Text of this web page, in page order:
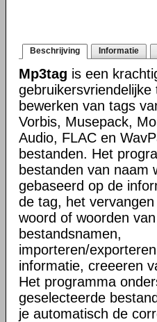
Beschrijving Informatie
Mp3tag is een
bewerken van tags
Vorbis, Musepack,
Audio, FLAC en
bestanden. Het
bestanden van naam
gebaseerd op de
de tag, het
woord of woorden
bestandsnamen,
importeren/
informatie, creeeren
Het programma
geselecteerde
je automatisch de